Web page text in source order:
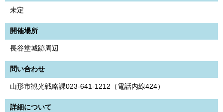
未定
開催場所
長谷堂城跡周辺
問い合わせ
山形市観光戦略課023-641-1212（電話内線424）
詳細について